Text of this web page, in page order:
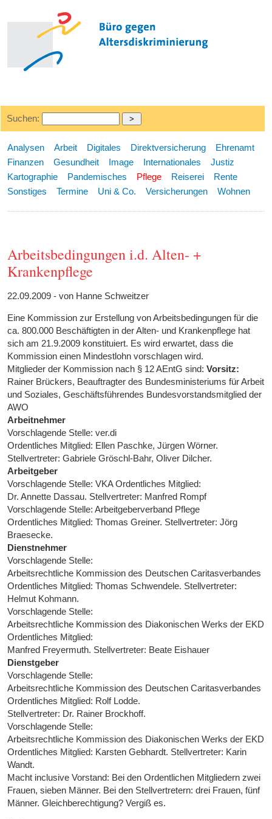
Suchen:
Analysen Arbeit Digitales Direktversicherung
Ehrenamt
Finanzen
Gesundheit Image Internationales
Justiz
Kartographie
Pandemisches Pflege Reiserei
Rente
Sonstiges
Termine Uni & Co. Versicherungen Wohnen
Arbeitsbedingungen i.d. Alten- +
Krankenpflege
22.09.2009 - von Hanne Schweitzer
Eine Kommission zur Erstellung von Arbeitsbedingungen für die
ca. 800.000 Beschäftigten in der Alten- und Krankenpflege hat
sich am 21.9.2009 konstituiert. Es wird erwartet, dass die
Kommission einen Mindestlohn vorschlagen wird.
Mitglieder der Kommission nach § 12 AEntG sind:Vorsitz:
Rainer Brückers, Beauftragter des Bundesministeriums für Arbeit
und Soziales, Geschäftsführendes Bundesvorstandsmitglied der
AWO
Arbeitnehmer
Vorschlagende Stelle: ver.di
Ordentliches Mitglied: Ellen Paschke, Jürgen Wörner.
Stellvertreter: Gabriele Gröschl-Bahr, Oliver Dilcher.
Arbeitgeber
Vorschlagende Stelle: VKA Ordentliches Mitglied:
Dr. Annette Dassau. Stellvertreter: Manfred Rompf
Vorschlagende Stelle: Arbeitgeberverband Pflege
Ordentliches Mitglied: Thomas Greiner. Stellvertreter: Jörg
Braesecke.
Dienstnehmer
Vorschlagende Stelle:
Arbeitsrechtliche Kommission des Deutschen Caritasverbandes
Ordentliches Mitglied: Thomas Schwendele. Stellvertreter:
Helmut Kohmann.
Vorschlagende Stelle:
Arbeitsrechtliche Kommission des Diakonischen Werks der EKD
Ordentliches Mitglied:
Manfred Freyermuth. Stellvertreter: Beate Eishauer
Dienstgeber
Vorschlagende Stelle:
Arbeitsrechtliche Kommission des Deutschen Caritasverbandes
Ordentliches Mitglied: Rolf Lodde.
Stellvertreter: Dr. Rainer Brockhoff.
Vorschlagende Stelle:
Arbeitsrechtliche Kommission des Diakonischen Werks der EKD
Ordentliches Mitglied: Karsten Gebhardt. Stellvertreter: Karin
Wandt.
Macht inclusive Vorstand: Bei den Ordentlichen Mitgliedern zwei
Frauen, sieben Männer. Bei den Stellvertretern: drei Frauen, fünf
Männer. Gleichberechtigung? Vergiß es.